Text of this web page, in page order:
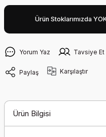
Ürün Stoklarımızda
Yorum Yaz Tavsiye Et
Paylaş Karşılaştır
Ürün Bilgisi